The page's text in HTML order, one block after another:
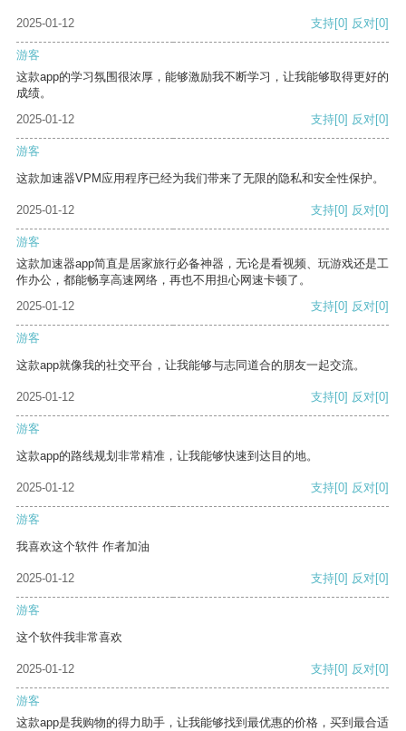
2025-01-12 支持[0] 反对[0]
游客
这款app的学习氛围很浓厚，能够激励我不断学习，让我能够取得更好的
成绩。
2025-01-12
支持[0] 反对[0]
游客
这款加速器VPM应用程序已经为我们带来了无限的隐私和安全性保护。
2025-01-12 支持[0] 反对[0]
游客
这款加速器app简直是居家旅行必备神器，无论是看视频、玩游戏还是工
作办公，都能畅享高速网络，再也不用担心网速卡顿了。
2025-01-12
支持[0] 反对[0]
游客
这款app就像我的社交平台，让我能够与志同道合的朋友一起交流。
2025-01-12 支持[0] 反对[0]
游客
这款app的路线规划非常精准，让我能够快速到达目的地。
2025-01-12 支持[0] 反对[0]
游客
我喜欢这个软件 作者加油
2025-01-12 支持[0] 反对[0]
游客
这个软件我非常喜欢
2025-01-12 支持[0] 反对[0]
游客
这款app是我购物的得力助手，让我能够找到最优惠的价格，买到最合适